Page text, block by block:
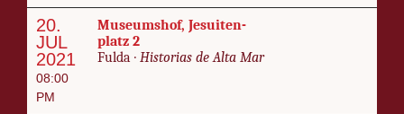
20.
JUL
2021
08:00
PM
Mu­se­umshof, Je­suit­en­
platz 2
Ful­da · His­to­rias de Al­ta Mar